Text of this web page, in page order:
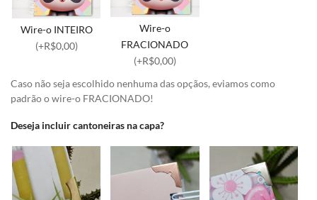
Wire-o INTEIRO
(+R$0,00)
Wire-o
FRACIONADO
(+R$0,00)
Caso não seja escolhido nenhuma das opçãos, eviamos como
padrão o wire-o FRACIONADO!
Deseja incluir cantoneiras na capa?